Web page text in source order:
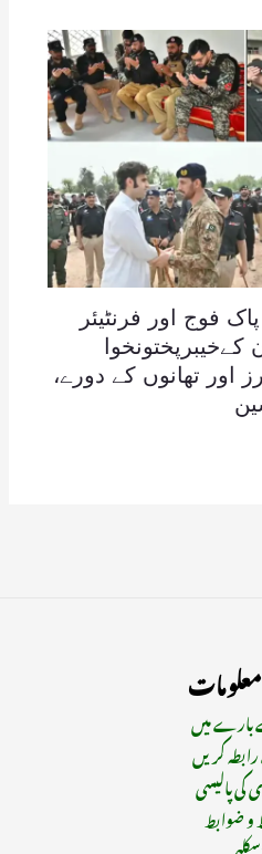
فوج اور فرنٹیئر
اور تھانوں کے دورے،
میں
کریں
کی پالیسی
و ضوابط